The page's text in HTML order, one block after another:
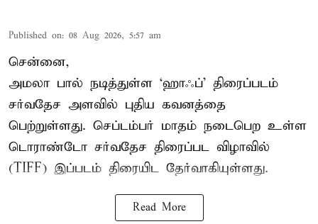
Published on: 08 Aug 2026, 5:57 am
சென்னை,
அமலா பால் நடித்துள்ள ‘ஹாஃப்’ திரைப்படம்
சர்வதேச அளவில் புதிய கவனத்தை
பெற்றுள்ளது. செப்டம்பர் மாதம் நடைபெற உள்ள
டொராண்டோ சர்வதேச திரைப்பட விழாவில்
(TIFF) இப்படம் திரையிட தேர்வாகியுள்ளது.
Read More